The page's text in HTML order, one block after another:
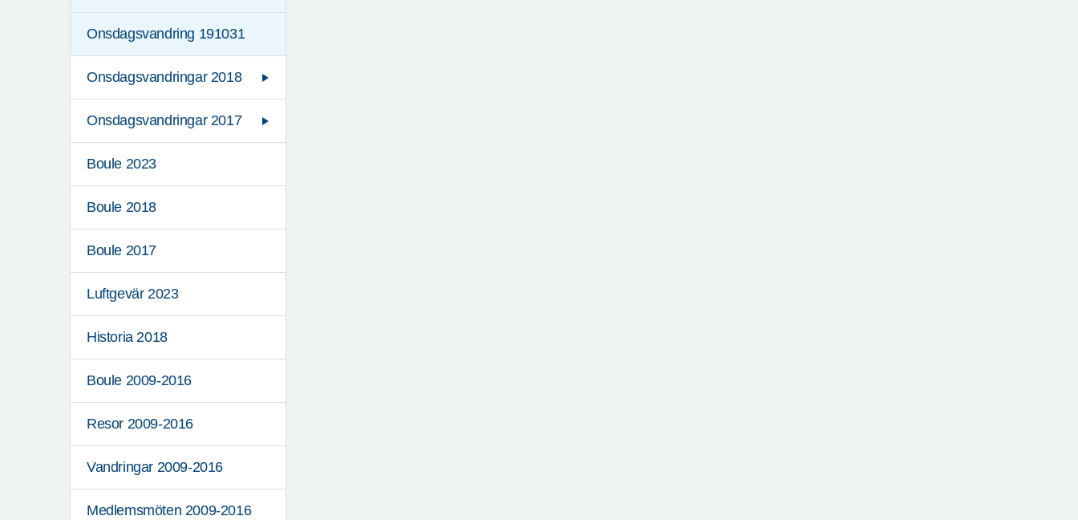
Onsdagsvandring 191031
Onsdagsvandringar 2018
Onsdagsvandringar 2017
Boule 2023
Boule 2018
Boule 2017
Luftgevär 2023
Historia 2018
Boule 2009-2016
Resor 2009-2016
Vandringar 2009-2016
Medlemsmöten 2009-2016